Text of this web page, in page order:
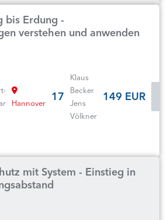
bis Erdung -
verstehen und anwenden
Hannover 17
Klaus
Becker
Jens
Völkner
149 EUR
mit System - Einstieg in